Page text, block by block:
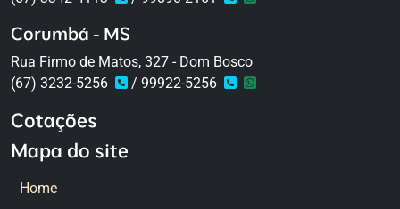
Corumbá - MS
Rua Firmo de Matos, 327 - Dom Bosco
(67) 3232-5256
/ 99922-5256
Cotações
Mapa do site
Home